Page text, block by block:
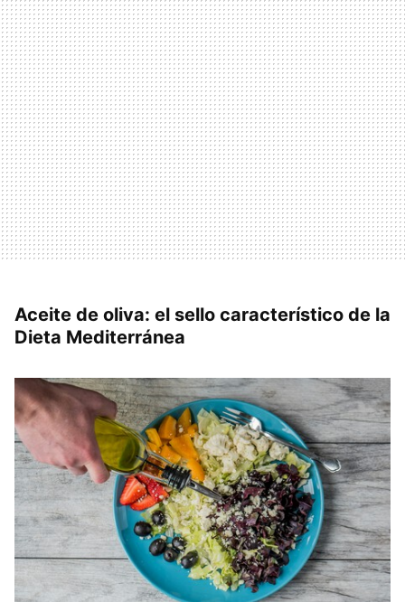
Aceite de oliva: el sello característico de la
Dieta Mediterránea